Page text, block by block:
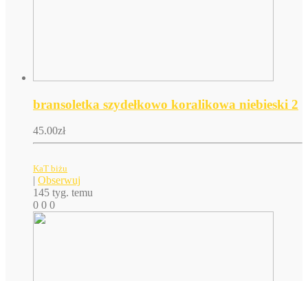
bransoletka szydełkowo koralikowa niebieski 2
45.00zł
KaT biżu
| Obserwuj
145 tyg. temu
0 0 0